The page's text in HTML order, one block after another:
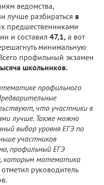
ведомства,
лучше разбираться в
предшественниками
и составил 47,1, а вот
минимальную
профильный экзамен
школьников.
профильного
что участники в
лучше. Также можно
выбор уровня ЕГЭ по
участников
профильный ЕГЭ
которым математика
руководитель